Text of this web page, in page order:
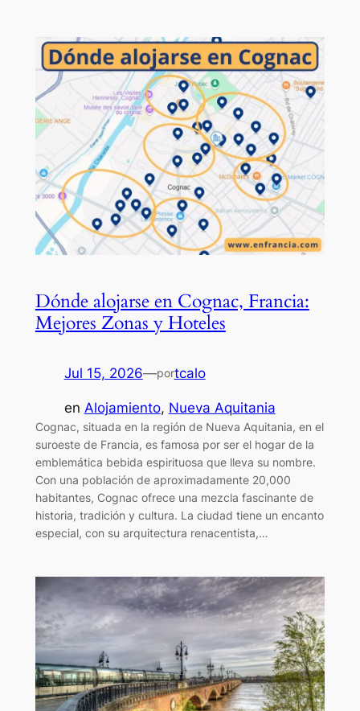
Dónde alojarse en Cognac, Francia:
Mejores Zonas y Hoteles
Jul 15, 2026—portcalo
en Alojamiento, Nueva Aquitania
Cognac, situada en la región de Nueva Aquitania, en el
suroeste de Francia, es famosa por ser el hogar de la
emblemática bebida espirituosa que lleva su nombre.
Con una población de aproximadamente 20,000
habitantes, Cognac ofrece una mezcla fascinante de
historia, tradición y cultura. La ciudad tiene un encanto
especial, con su arquitectura renacentista,…